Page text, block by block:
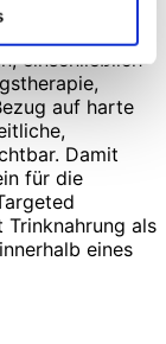
Mortalität
einschließlich
auf harte
Damit
für die
als
eines